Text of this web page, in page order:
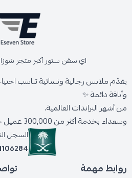
اي سفن ستور أكبر متجر
يقدّم ملابس رجالية ونسائية تناسب
وأناقة دائمة ✨
من أشهر البراندات العالمية،
وسعداء بخدمة أكثر من 300,000 عميل حول المملكة.
السجل
روابط مهمة